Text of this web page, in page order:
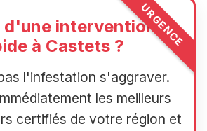
URGENCE
d'une intervention
à Castets ?
l'infestation s'aggraver.
les meilleurs
certifiés de votre région et